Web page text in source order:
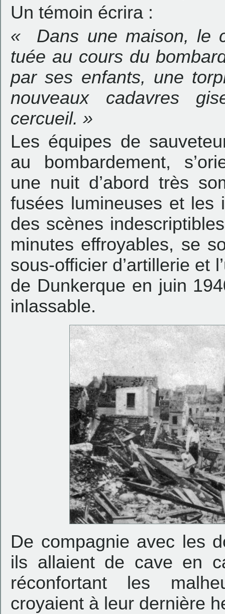
Un témoin écrira :
« Dans une maison, le
tuée au cours du
par ses enfants, une
nouveaux cadavres
cercueil. »
Les équipes de
au bombardement,
une nuit d’abord très
fusées lumineuses et les
des scènes
minutes effroyables, se
sous-officier d’artillerie et
de Dunkerque en juin
inlassable.
De compagnie avec les
ils allaient de cave en
réconfortant les
croyaient à leur dernière